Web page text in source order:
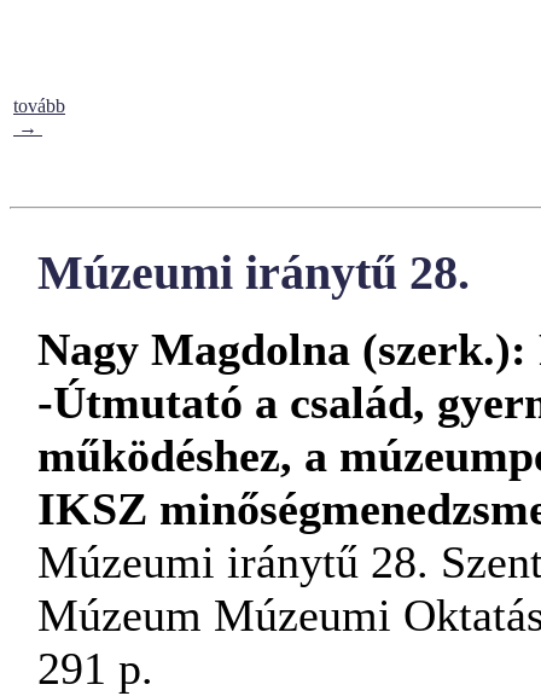
tovább
→
Múzeumi iránytű 28.
Nagy Magdolna (szerk.):
-Útmutató a család,
működéshez, a
IKSZ
Múzeumi iránytű 28.
Múzeum Múzeumi
291 p.